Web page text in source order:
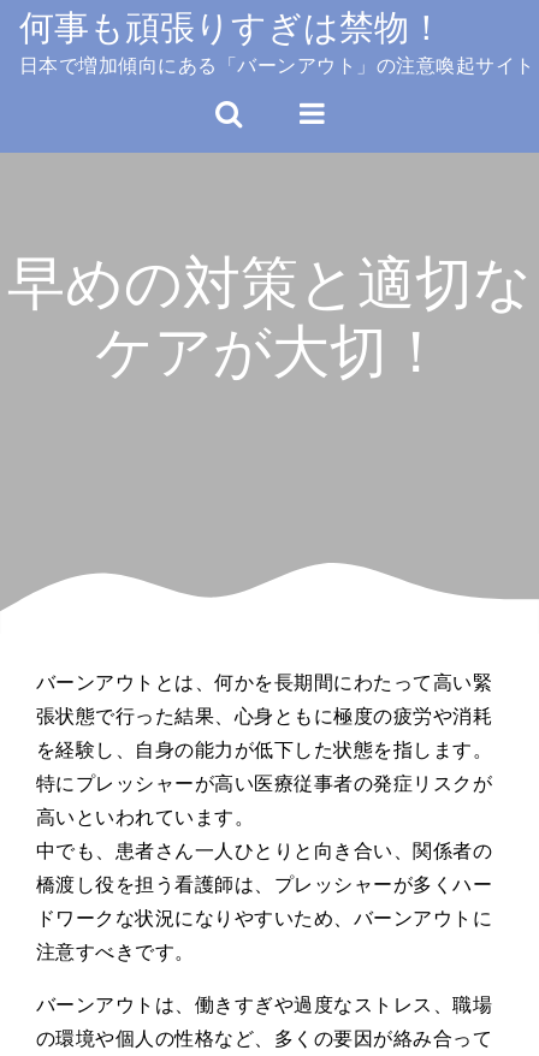
Skip
content
何事も頑張りすぎは禁物！
日本で増加傾向にある「バーンアウト」の注意喚起サイト
早めの対策と適切な
ケアが大切！
バーンアウトとは、何かを長期間にわたって高い緊
張状態で行った結果、心身ともに極度の疲労や消耗
を経験し、自身の能力が低下した状態を指します。
特にプレッシャーが高い医療従事者の発症リスクが
高いといわれています。
中でも、患者さん一人ひとりと向き合い、関係者の
橋渡し役を担う看護師は、プレッシャーが多くハー
ドワークな状況になりやすいため、バーンアウトに
注意すべきです。
バーンアウトは、働きすぎや過度なストレス、職場
の環境や個人の性格など、多くの要因が絡み合って